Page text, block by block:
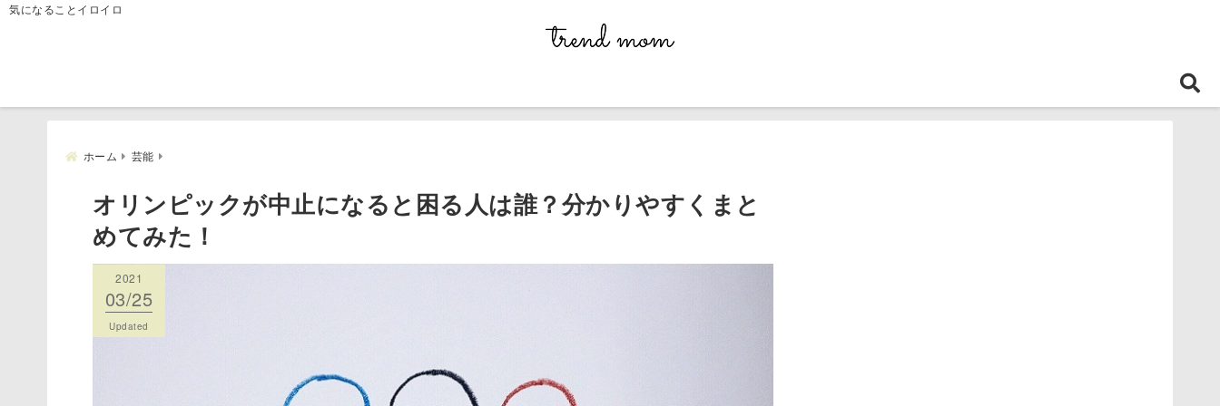
気になることイロイロ
ホーム 芸能
オリンピックが中止になると困る人は誰？分かりやすくまと
めてみた！
2021
03/25
Updated
2021
03/25
Published